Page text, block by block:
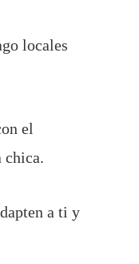
locales
el
chica.
a ti y